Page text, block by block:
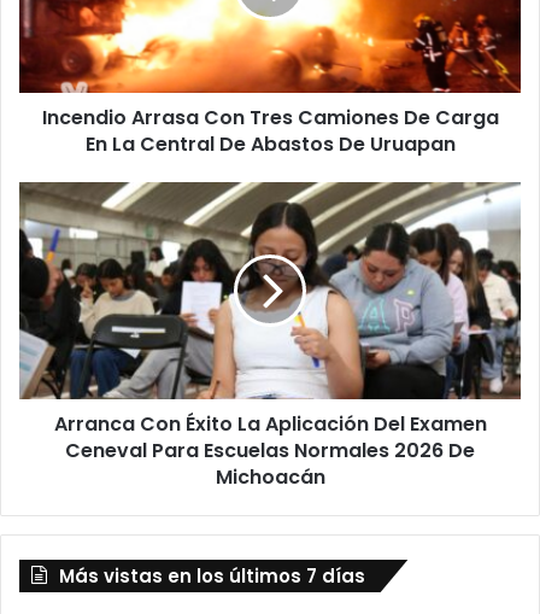
De
Carga
En
La
Central
De
Uruapan
Incendio Arrasa Con Tres Camiones De Carga
En La Central De Abastos De Uruapan
Arranca
Con
Éxito
Aplicación
Del
Examen
Ceneval
Para
Escuelas
Normales
Michoacán
Arranca Con Éxito La Aplicación Del Examen
Ceneval Para Escuelas Normales 2026 De
Michoacán
Más vistas en los últimos 7 días